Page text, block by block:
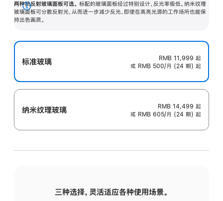
两种抗反射玻璃面板可选。 标配的玻璃面板经过特别设计，反光率极低。纳米纹理
玻璃面板可分散反射光，从而进一步减少反光，即使在高亮光源的工作场所也能保
持出色画质。
展
开
标准玻璃 RMB 11,999 起
或 RMB 500/月 (24 期) 起
纳米纹理玻璃 RMB 14,499 起
或 RMB 605/月 (24 期) 起
三种选择，灵活适应各种使用场景。